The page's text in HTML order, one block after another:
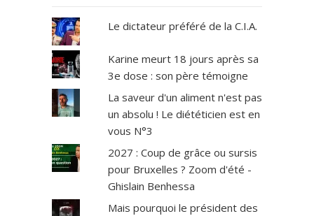
Le dictateur préféré de la C.I.A.
Karine meurt 18 jours après sa
3e dose : son père témoigne
La saveur d'un aliment n'est pas
un absolu ! Le diététicien est en
vous N°3
2027 : Coup de grâce ou sursis
pour Bruxelles ? Zoom d'été -
Ghislain Benhessa
Mais pourquoi le président des